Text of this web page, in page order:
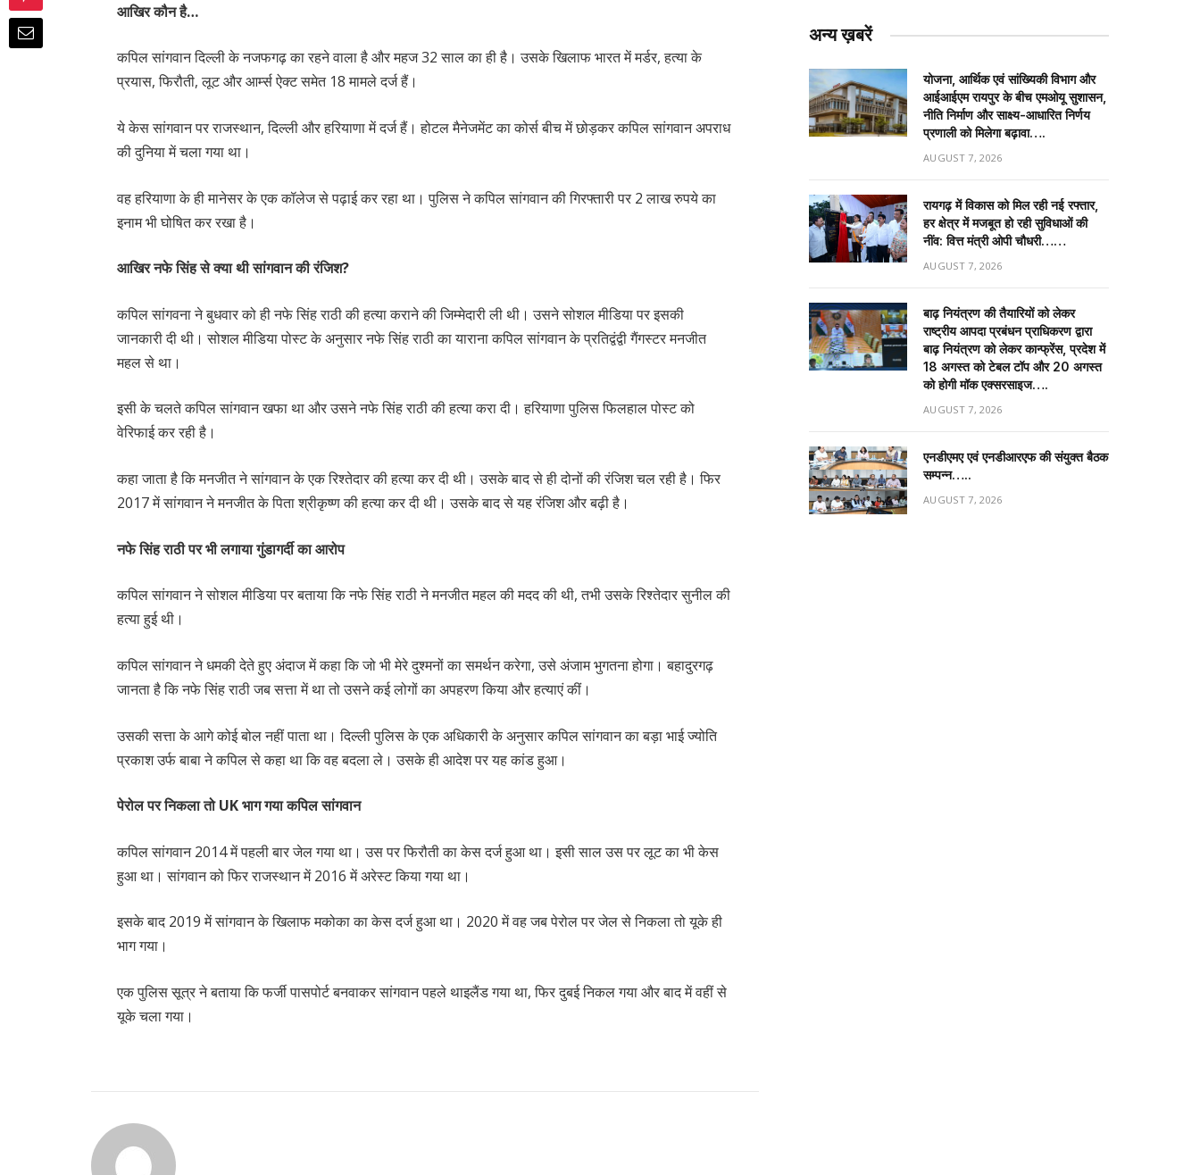
आखिर कौन है…
कपिल सांगवान दिल्ली के नजफगढ़ का रहने वाला है और महज 32 साल का ही है। उसके खिलाफ भारत में मर्डर, हत्या के
प्रयास, फिरौती, लूट और आर्म्स ऐक्ट समेत 18 मामले दर्ज हैं।
ये केस सांगवान पर राजस्थान, दिल्ली और हरियाणा में दर्ज हैं। होटल मैनेजमेंट का कोर्स बीच में छोड़कर कपिल सांगवान अपराध
की दुनिया में चला गया था।
वह हरियाणा के ही मानेसर के एक कॉलेज से पढ़ाई कर रहा था। पुलिस ने कपिल सांगवान की गिरफ्तारी पर 2 लाख रुपये का
इनाम भी घोषित कर रखा है।
आखिर नफे सिंह से क्या थी सांगवान की रंजिश?
कपिल सांगवना ने बुधवार को ही नफे सिंह राठी की हत्या कराने की जिम्मेदारी ली थी। उसने सोशल मीडिया पर इसकी
जानकारी दी थी। सोशल मीडिया पोस्ट के अनुसार नफे सिंह राठी का याराना कपिल सांगवान के प्रतिद्वंद्वी गैंगस्टर मनजीत
महल से था।
इसी के चलते कपिल सांगवान खफा था और उसने नफे सिंह राठी की हत्या करा दी। हरियाणा पुलिस फिलहाल पोस्ट को
वेरिफाई कर रही है।
कहा जाता है कि मनजीत ने सांगवान के एक रिश्तेदार की हत्या कर दी थी। उसके बाद से ही दोनों की रंजिश चल रही है। फिर
2017 में सांगवान ने मनजीत के पिता श्रीकृष्ण की हत्या कर दी थी। उसके बाद से यह रंजिश और बढ़ी है।
नफे सिंह राठी पर भी लगाया गुंडागर्दी का आरोप
कपिल सांगवान ने सोशल मीडिया पर बताया कि नफे सिंह राठी ने मनजीत महल की मदद की थी, तभी उसके रिश्तेदार सुनील की
हत्या हुई थी।
कपिल सांगवान ने धमकी देते हुए अंदाज में कहा कि जो भी मेरे दुश्मनों का समर्थन करेगा, उसे अंजाम भुगतना होगा। बहादुरगढ़
जानता है कि नफे सिंह राठी जब सत्ता में था तो उसने कई लोगों का अपहरण किया और हत्याएं कीं।
उसकी सत्ता के आगे कोई बोल नहीं पाता था। दिल्ली पुलिस के एक अधिकारी के अनुसार कपिल सांगवान का बड़ा भाई ज्योति
प्रकाश उर्फ बाबा ने कपिल से कहा था कि वह बदला ले। उसके ही आदेश पर यह कांड हुआ।
पेरोल पर निकला तो UK भाग गया कपिल सांगवान
कपिल सांगवान 2014 में पहली बार जेल गया था। उस पर फिरौती का केस दर्ज हुआ था। इसी साल उस पर लूट का भी केस
हुआ था। सांगवान को फिर राजस्थान में 2016 में अरेस्ट किया गया था।
इसके बाद 2019 में सांगवान के खिलाफ मकोका का केस दर्ज हुआ था। 2020 में वह जब पेरोल पर जेल से निकला तो यूके ही
भाग गया।
एक पुलिस सूत्र ने बताया कि फर्जी पासपोर्ट बनवाकर सांगवान पहले थाइलैंड गया था, फिर दुबई निकल गया और बाद में वहीं से
यूके चला गया।
अन्य ख़बरें
योजना, आर्थिक एवं सांख्यिकी विभाग और
आईआईएम रायपुर के बीच एमओयू सुशासन,
नीति निर्माण और साक्ष्य-आधारित निर्णय
प्रणाली को मिलेगा बढ़ावा….
AUGUST 7, 2026
रायगढ़ में विकास को मिल रही नई रफ्तार,
हर क्षेत्र में मजबूत हो रही सुविधाओं की
नींव: वित्त मंत्री ओपी चौधरी……
AUGUST 7, 2026
बाढ़ नियंत्रण की तैयारियों को लेकर
राष्ट्रीय आपदा प्रबंधन प्राधिकरण द्वारा
बाढ़ नियंत्रण को लेकर कान्फ्रेंस, प्रदेश में
18 अगस्त को टेबल टॉप और 20 अगस्त
को होगी मॉक एक्सरसाइज….
AUGUST 7, 2026
एनडीएमए एवं एनडीआरएफ की संयुक्त बैठक
सम्पन्न…..
AUGUST 7, 2026